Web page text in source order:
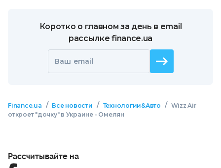
Коротко о главном за день в email
рассылке finance.ua
Ваш email
Finance.ua / Все новости / Технологии&Авто / Wizz Air
откроет "дочку" в Украине - Омелян
Рассчитывайте на